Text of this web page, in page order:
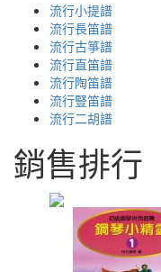
流行小提譜
流行長笛譜
流行古箏譜
流行直笛譜
流行陶笛譜
流行豎笛譜
流行二胡譜
銷售排行